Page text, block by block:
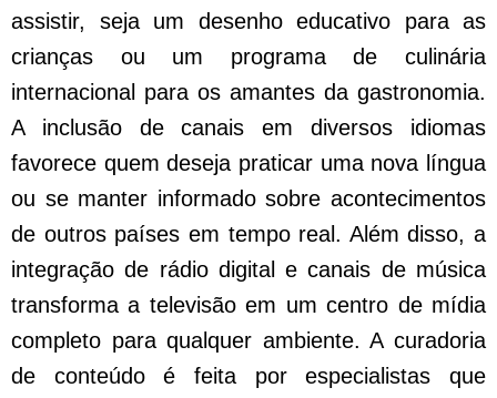
assistir, seja um desenho educativo para as
crianças ou um programa de culinária
internacional para os amantes da gastronomia.
A inclusão de canais em diversos idiomas
favorece quem deseja praticar uma nova língua
ou se manter informado sobre acontecimentos
de outros países em tempo real. Além disso, a
integração de rádio digital e canais de música
transforma a televisão em um centro de mídia
completo para qualquer ambiente. A curadoria
de conteúdo é feita por especialistas que